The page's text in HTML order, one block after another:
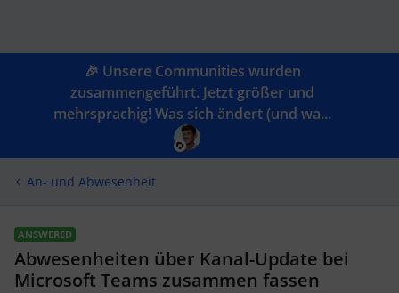
🎉 Unsere Communities wurden
zusammengeführt. Jetzt größer und
mehrsprachig! Was sich ändert (und wa...
An- und Abwesenheit
ANSWERED
Abwesenheiten über Kanal-Update bei
Microsoft Teams zusammen fassen